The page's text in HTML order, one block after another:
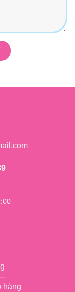
hàng